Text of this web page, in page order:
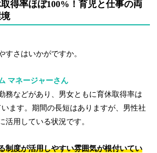
得率ほぼ100%！育児と仕事の両
すさはいかがですか。
マネージャーさん
務などがあり、男女ともに育休取得率は
ます。期間の長短はありますが、男性社
活用している状況です。
制度が活用しやすい雰囲気が根付いてい